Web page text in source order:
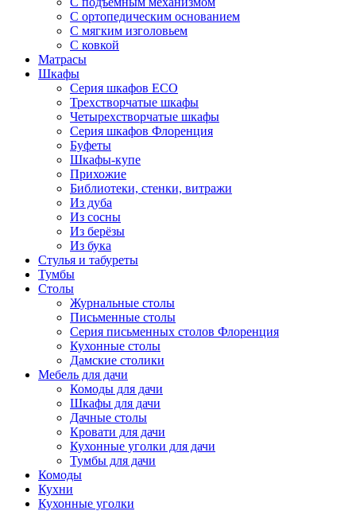
С ортопедическим основанием
С мягким изголовьем
С ковкой
Матрасы
Шкафы
Серия шкафов ECO
Трехстворчатые шкафы
Четырехстворчатые шкафы
Серия шкафов Флоренция
Буфеты
Шкафы-купе
Прихожие
Библиотеки, стенки, витражи
Из дуба
Из сосны
Из берёзы
Из бука
Стулья и табуреты
Тумбы
Столы
Журнальные столы
Письменные столы
Серия письменных столов Флоренция
Кухонные столы
Дамские столики
Мебель для дачи
Комоды для дачи
Шкафы для дачи
Дачные столы
Кровати для дачи
Кухонные уголки для дачи
Тумбы для дачи
Комоды
Кухни
Кухонные уголки